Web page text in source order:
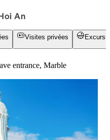
An
Visites privées
entrance, Marble